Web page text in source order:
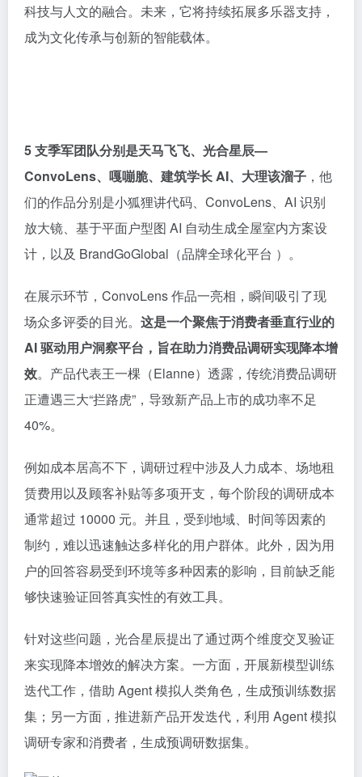
科技与人文的融合。未来，它将持续拓展多乐器支持，
成为文化传承与创新的智能载体。
5 支季军团队分别是天马飞飞、光合星辰—
ConvoLens、嘎嘣脆、建筑学长 AI、大理该溜子 ，他
们的作品分别是小狐狸讲代码、ConvoLens、AI 识别
放大镜、基于平面户型图 AI 自动生成全屋室内方案设
计，以及 BrandGoGlobal（品牌全球化平台 ）。
在展示环节，ConvoLens 作品一亮相，瞬间吸引了现
场众多评委的目光。 这是一个聚焦于消费者垂直行业的
AI 驱动用户洞察平台，旨在助力消费品调研实现降本增
效。产品代表王一棵（Elanne）透露，传统消费品调研
正遭遇三大“拦路虎”，导致新产品上市的成功率不足
40%。
例如成本居高不下，调研过程中涉及人力成本、场地租
赁费用以及顾客补贴等多项开支，每个阶段的调研成本
通常超过 10000 元。并且，受到地域、时间等因素的
制约，难以迅速触达多样化的用户群体。此外，因为用
户的回答容易受到环境等多种因素的影响，目前缺乏能
够快速验证回答真实性的有效工具。
针对这些问题，光合星辰提出了通过两个维度交叉验证
来实现降本增效的解决方案。一方面，开展新模型训练
迭代工作，借助 Agent 模拟人类角色，生成预训练数据
集；另一方面，推进新产品开发迭代，利用 Agent 模拟
调研专家和消费者，生成预调研数据集。